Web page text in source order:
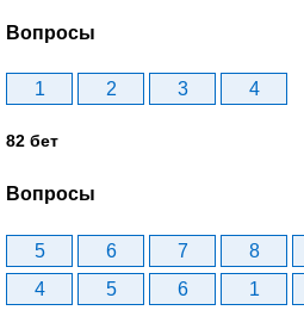
Вопросы
1 2 3 4
82 бет
Вопросы
5 6 7 8
4
5 6 1